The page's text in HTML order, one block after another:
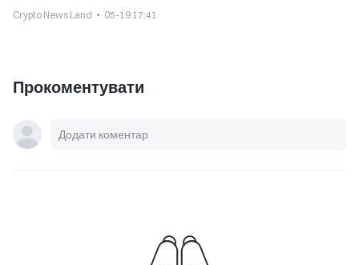
Crypto News Land 05-19 17:41
Прокоментувати